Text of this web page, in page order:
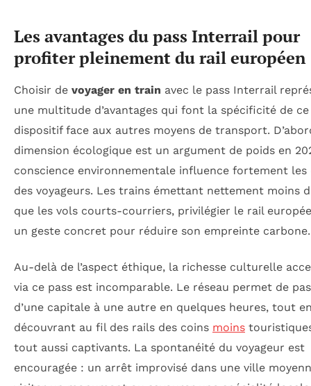
Les avantages du pass Interrail pour
profiter pleinement du rail européen
Choisir de voyager en train avec le pass Interrail
une multitude d’avantages qui font la spécificité de ce
dispositif face aux autres moyens de transport.
dimension écologique est un argument de poids en
conscience environnementale influence fortement les
des voyageurs. Les trains émettant nettement moins
que les vols courts-courriers, privilégier le rail
un geste concret pour réduire son empreinte carbone.
Au-delà de l’aspect éthique, la richesse culturelle
via ce pass est incomparable. Le réseau permet de
d’une capitale à une autre en quelques heures, tout
découvrant au fil des rails des coins moins
tout aussi captivants. La spontanéité du voyageur est
encouragée : un arrêt improvisé dans une ville